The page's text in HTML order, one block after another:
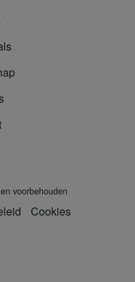
voorbehouden
Cookies